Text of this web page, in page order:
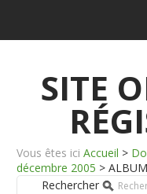
SITE
Vous êtes ici Accueil >
décembre 2005 >
Rechercher